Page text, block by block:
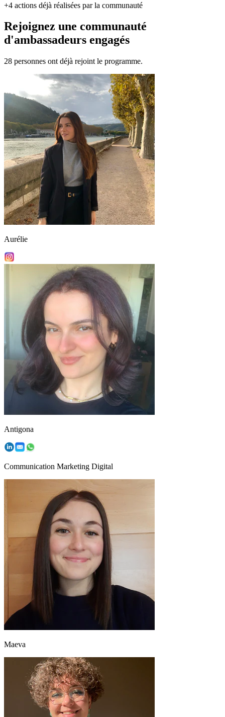
+4 actions déjà réalisées par la communauté
Rejoignez une communauté
d'ambassadeurs engagés
28 personnes ont déjà rejoint le programme.
Aurélie
Antigona
Communication Marketing Digital
Maeva